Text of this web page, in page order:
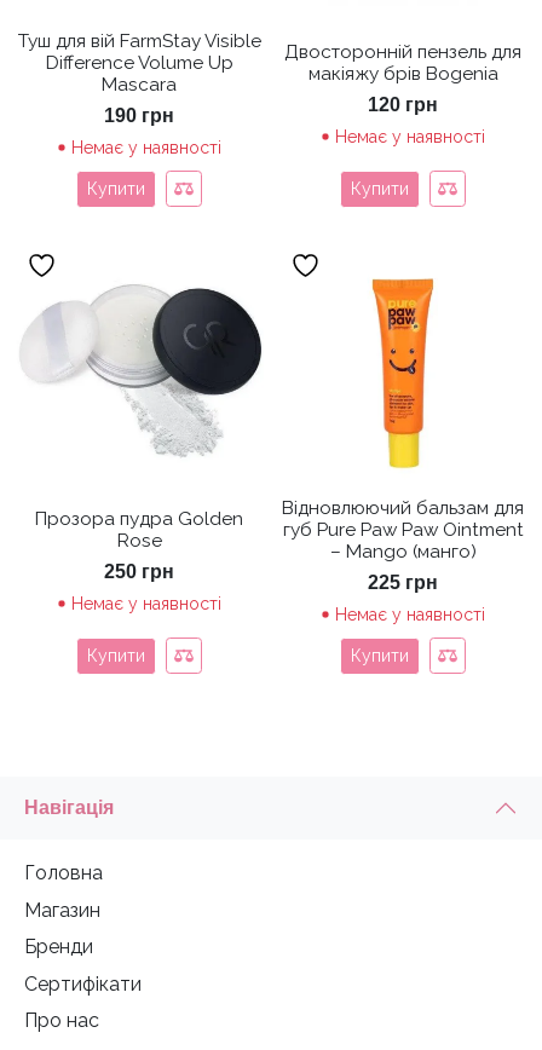
Туш для вій FarmStay Visible
Difference Volume Up
Mascara
190 грн
Немає у наявності
Купити
Двосторонній пензель для
макіяжу брів Bogenia
120 грн
Немає у наявності
Купити
Прозора пудра Golden
Rose
250 грн
Немає у наявності
Купити
Відновлюючий бальзам для
губ Pure Paw Paw Ointment
– Mango (манго)
225 грн
Немає у наявності
Купити
Навігація
Головна
Магазин
Бренди
Сертифікати
Про нас